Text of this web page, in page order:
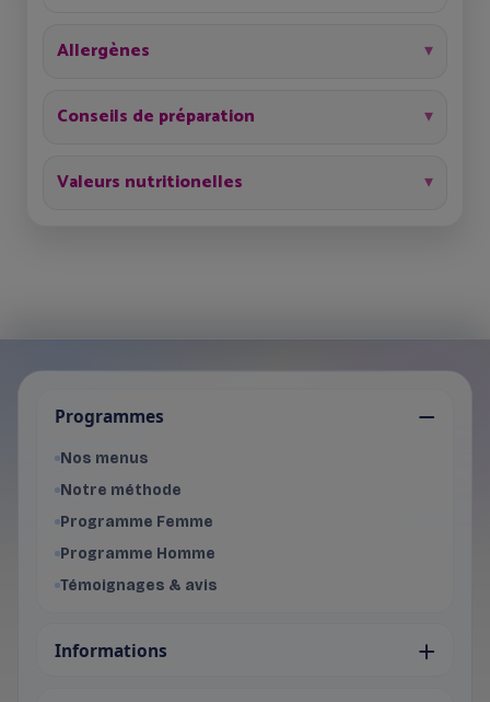
Allergènes
Conseils de préparation
Valeurs nutritionelles
Je choisis mon programme
Programme Homme
Programmes
Nos menus
Notre méthode
Programme Femme
Programme Homme
Témoignages & avis
Informations